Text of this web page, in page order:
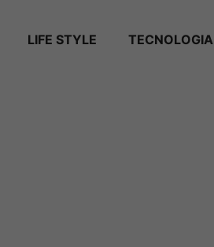
LIFE STYLE TECNOLOGIA